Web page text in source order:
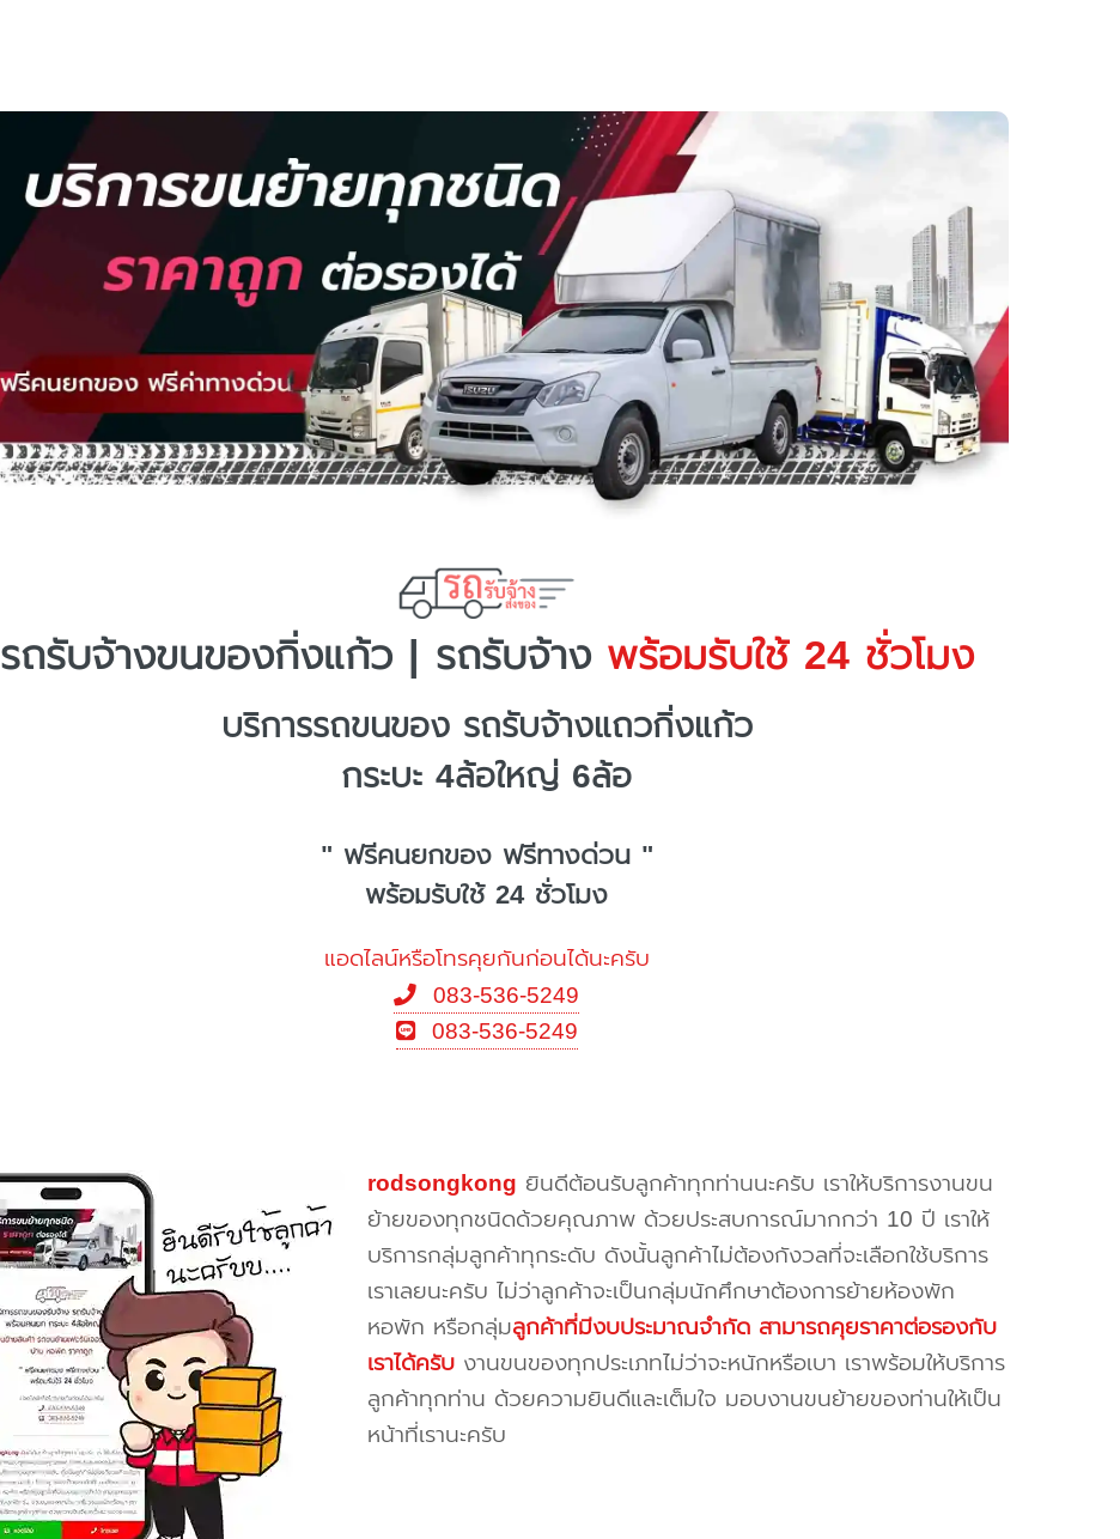
รถรับจ้างขนของกิ่งแก้ว | รถรับจ้างพร้อมรับใช้ 24 ชั่วโมง
บริการรถขนของ รถรับจ้างแถวกิ่งแก้ว
กระบะ 4ล้อใหญ่ 6ล้อ
" ฟรีคนยกของ ฟรีทางด่วน "
พร้อมรับใช้ 24 ชั่วโมง
แอดไลน์หรือโทรคุยกันก่อนได้นะครับ
083-536-5249
083-536-5249
rodsongkong ยินดีต้อนรับลูกค้าทุกท่านนะครับ เราให้บริการงานขน
ย้ายของทุกชนิดด้วยคุณภาพ ด้วยประสบการณ์มากกว่า 10 ปี เราให้
บริการกลุ่มลูกค้าทุกระดับ ดังนั้นลูกค้าไม่ต้องกังวลที่จะเลือกใช้บริการ
เราเลยนะครับ ไม่ว่าลูกค้าจะเป็นกลุ่มนักศึกษาต้องการย้ายห้องพัก
หอพัก หรือกลุ่มลูกค้าที่มีงบประมาณจำกัด สามารถคุยราคาต่อรองกับ
เราได้ครับงานขนของทุกประเภทไม่ว่าจะหนักหรือเบา เราพร้อมให้บริการ
ลูกค้าทุกท่าน ด้วยความยินดีและเต็มใจ มอบงานขนย้ายของท่านให้เป็น
หน้าที่เรานะครับ